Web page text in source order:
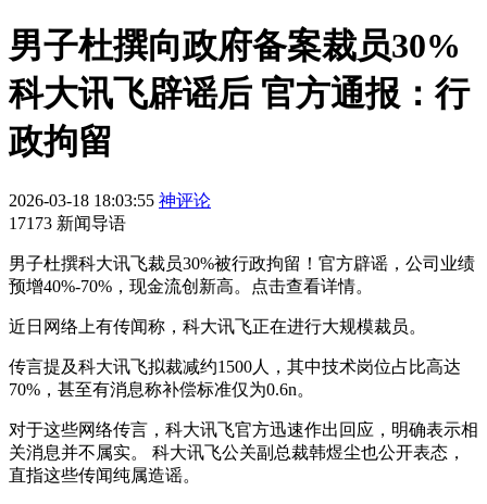
男子杜撰向政府备案裁员30%
科大讯飞辟谣后 官方通报：行
政拘留
2026-03-18 18:03:55 神评论
17173 新闻导语
男子杜撰科大讯飞裁员30%被行政拘留！官方辟谣，公司业绩
预增40%-70%，现金流创新高。点击查看详情。
近日网络上有传闻称，科大讯飞正在进行大规模裁员。
传言提及科大讯飞拟裁减约1500人，其中技术岗位占比高达
70%，甚至有消息称补偿标准仅为0.6n。
对于这些网络传言，科大讯飞官方迅速作出回应，明确表示相
关消息并不属实。 科大讯飞公关副总裁韩煜尘也公开表态，
直指这些传闻纯属造谣。